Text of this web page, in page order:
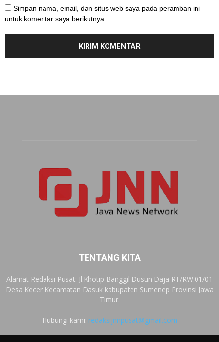
Simpan nama, email, dan situs web saya pada peramban ini
untuk komentar saya berikutnya.
TENTANG KITA
Alamat Redaksi Pusat: Jl.Khotip Banggil Dusun Daja RT/RW.01/01
Desa Kecer Kecamatan Dasuk kabupaten Sumenep Provinsi Jawa
Timur.
Hubungi kami: redaksijnnpusat@gmail.com